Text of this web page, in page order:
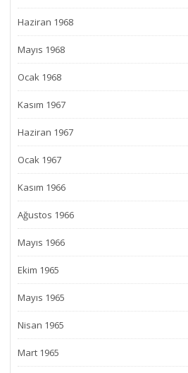
Haziran 1968
Mayıs 1968
Ocak 1968
Kasım 1967
Haziran 1967
Ocak 1967
Kasım 1966
Ağustos 1966
Mayıs 1966
Ekim 1965
Mayıs 1965
Nisan 1965
Mart 1965